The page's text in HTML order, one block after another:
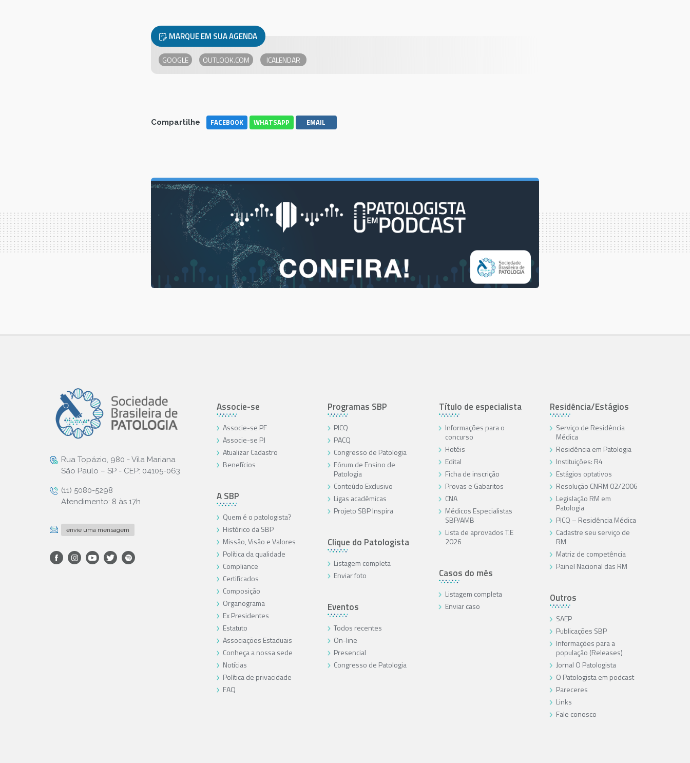
MARQUE EM SUA AGENDA
GOOGLE OUTLOOK.COM
Compartilhe FACEBOOK WHATSAPP EMAIL
Rua Topázio, 980 - Vila Mariana
São Paulo – SP - CEP: 04105-063
(11) 5080-5298
Atendimento: 8 às 17h
envie uma mensagem
Associe-se
Associe-se PF
Associe-se PJ
Atualizar Cadastro
Benefícios
A SBP
Quem é o patologista?
Histórico da SBP
Missão, Visão e Valores
Política da qualidade
Compliance
Certificados
Composição
Organograma
Ex Presidentes
Estatuto
Associações Estaduais
Conheça a nossa sede
Notícias
Política de privacidade
FAQ
Programas SBP
PICQ
PACQ
Congresso de Patologia
Fórum de Ensino de
Patologia
Conteúdo Exclusivo
Ligas acadêmicas
Projeto SBP Inspira
Clique do Patologista
Listagem completa
Enviar foto
Eventos
Todos recentes
On-line
Presencial
Congresso de Patologia
Título de especialista
Informações para o
concurso
Hotéis
Edital
Ficha de inscrição
Provas e Gabaritos
CNA
Médicos Especialistas
SBP/AMB
Lista de aprovados T.E
2026
Casos do mês
Listagem completa
Enviar caso
Residência/Estágios
Serviço de Residência
Médica
Residência em Patologia
Instituições: R4
Estágios optativos
Resolução CNRM 02/2006
Legislação RM em
Patologia
PICQ – Residência Médica
Cadastre seu serviço de
RM
Matriz de competência
Painel Nacional das RM
Outros
SAEP
Publicações SBP
Informações para a
população (Releases)
Jornal O Patologista
O Patologista em podcast
Pareceres
Links
Fale conosco